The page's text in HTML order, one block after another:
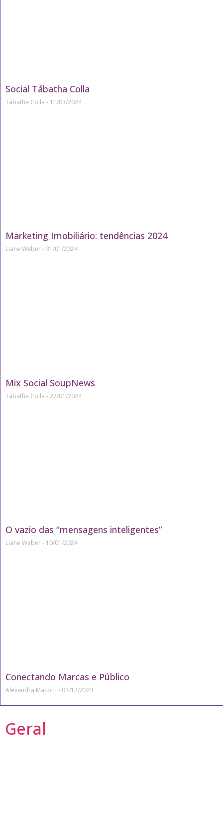
Social Tábatha Colla
Tábatha Colla 11/03/2024
Marketing Imobiliário: tendências 2024
Liane Weber 31/01/2024
Mix Social SoupNews
Tábatha Colla 27/01/2024
O vazio das “mensagens inteligentes”
Liane Weber 10/01/2024
Conectando Marcas e Público
Alexandra Masotti 04/12/2023
Geral